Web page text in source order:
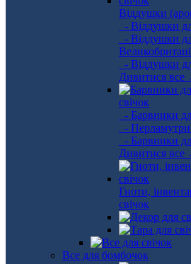
Віддушки
- Віддушки
- Віддушки
- Віддушки
Дивитися все
свічок
- Барвники
- Перламутри
- Барвники
Дивитися все
Гноти,
свічок
Все для бомбочок